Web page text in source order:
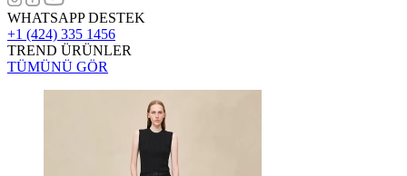
WHATSAPP DESTEK
+1 (424) 335 1456
TREND ÜRÜNLER
TÜMÜNÜ GÖR